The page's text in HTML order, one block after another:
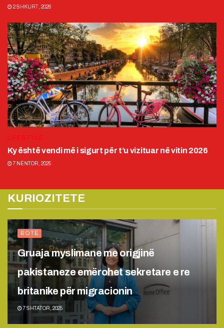
2 SHKURT, 2026
LIFESTYLE
Ky është vendi më i sigurt për t’u vizituar në vitin 2026
7 NËNTOR, 2025
KURIOZITETE
BOTË
Gruaja myslimane me origjinë
pakistaneze emërohet sekretare e re
britanike për migracionin
7 SHTATOR, 2025